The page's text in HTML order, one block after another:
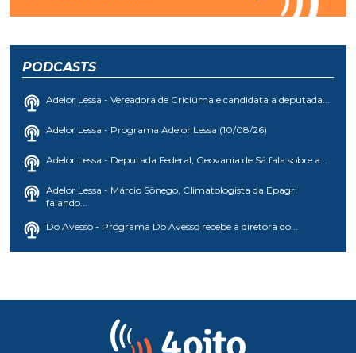
PODCASTS
Adelor Lessa - Vereadora de Criciúma e candidata a deputada...
Adelor Lessa - Programa Adelor Lessa (10/08/26)
Adelor Lessa - Deputada Federal, Geovania de Sá fala sobre a...
Adelor Lessa - Márcio Sônego, Climatologista da Epagri
falando...
Do Avesso - Programa Do Avesso recebe a diretora do...